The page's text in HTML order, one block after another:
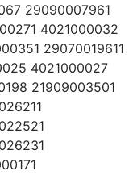
29090007961
4021000032
29070019611
4021000027
21909003501